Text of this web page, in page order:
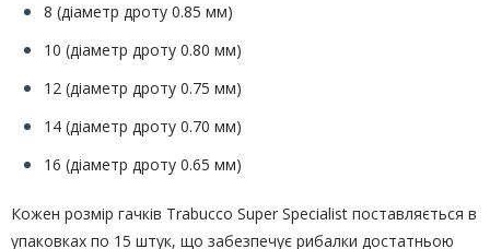
8 (діаметр дроту 0.85 мм)
10 (діаметр дроту 0.80 мм)
12 (діаметр дроту 0.75 мм)
14 (діаметр дроту 0.70 мм)
16 (діаметр дроту 0.65 мм)
Кожен розмір гачків Trabucco Super Specialist поставляється в
упаковках по 15 штук, що забезпечує рибалки достатньою